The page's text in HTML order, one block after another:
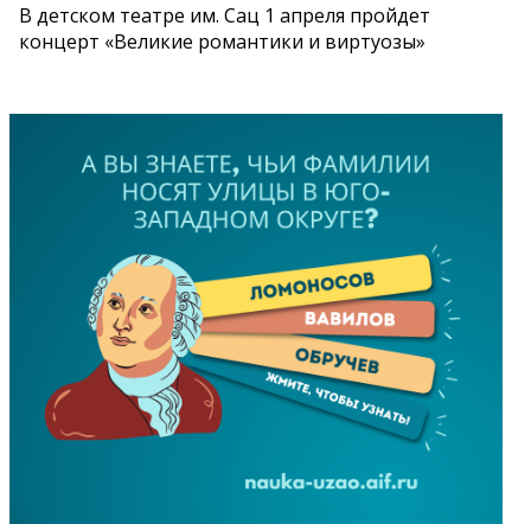
В детском театре им. Сац 1 апреля пройдет
концерт «Великие романтики и виртуозы»